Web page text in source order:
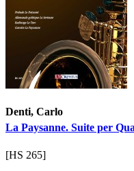
Denti, Carlo
La Paysanne. Suite per
[HS 265]